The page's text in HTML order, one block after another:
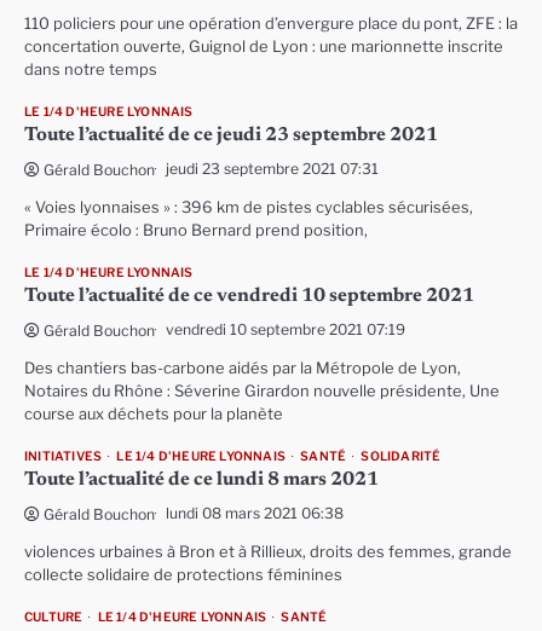
110 policiers pour une opération d’envergure place du pont, ZFE : la
concertation ouverte, Guignol de Lyon : une marionnette inscrite
dans notre temps
LE 1/4 D'HEURE LYONNAIS
Toute l’actualité de ce jeudi 23 septembre 2021
Gérald Bouchon jeudi 23 septembre 2021 07:31
« Voies lyonnaises » : 396 km de pistes cyclables sécurisées,
Primaire écolo : Bruno Bernard prend position,
LE 1/4 D'HEURE LYONNAIS
Toute l’actualité de ce vendredi 10 septembre 2021
Gérald Bouchon vendredi 10 septembre 2021 07:19
Des chantiers bas-carbone aidés par la Métropole de Lyon,
Notaires du Rhône : Séverine Girardon nouvelle présidente, Une
course aux déchets pour la planète
INITIATIVES LE 1/4 D'HEURE LYONNAIS SANTÉ SOLIDARITÉ
Toute l’actualité de ce lundi 8 mars 2021
Gérald Bouchon lundi 08 mars 2021 06:38
violences urbaines à Bron et à Rillieux, droits des femmes, grande
collecte solidaire de protections féminines
CULTURE LE 1/4 D'HEURE LYONNAIS SANTÉ